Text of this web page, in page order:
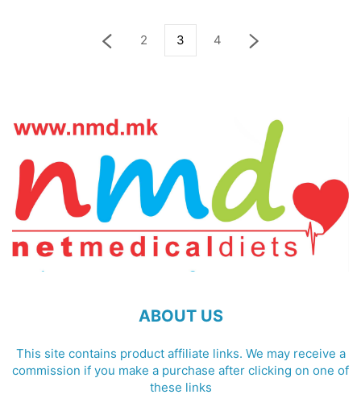
2 3 4
ABOUT US
This site contains product affiliate links. We may receive a
commission if you make a purchase after clicking on one of
these links